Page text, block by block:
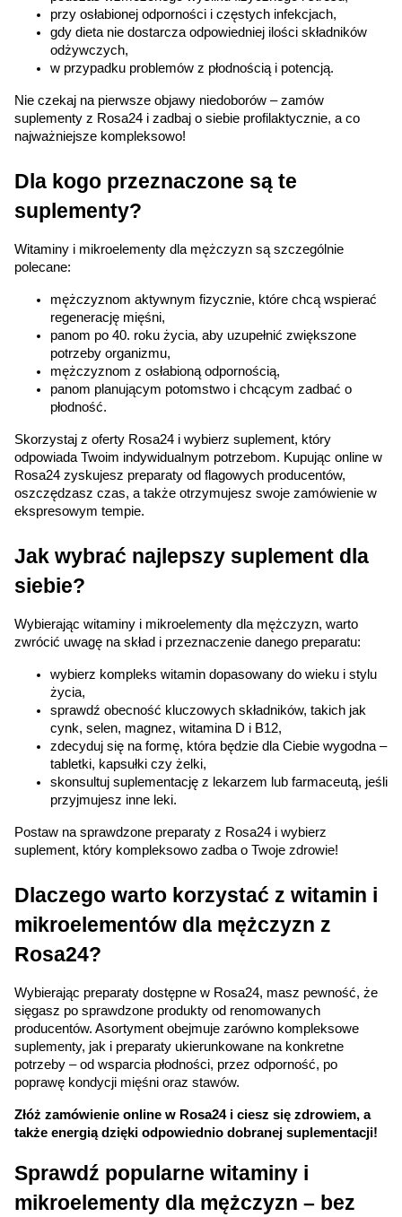
dostosowania zawartości serwisu do Twoich
preferencji. Więcej informacji znajdziesz w
naszejpolityce prywatności . Możesz określić
warunki przechowywania lub dostępu do
cookies poprzez kliknięcie przycisku
"Ustawienia" lub możesz zaakceptować
ustawienia wszystkich cookies klikając
AKCEPTUJĘ WSZYSTKIE
przy osłabionej odporności i częstych infekcjach,
gdy dieta nie dostarcza odpowiedniej ilości składników
odżywczych,
w przypadku problemów z płodnością i potencją.
Nie czekaj na pierwsze objawy niedoborów – zamów
suplementy z Rosa24 i zadbaj o siebie profilaktycznie, a co
najważniejsze kompleksowo!
Dla kogo przeznaczone są te
suplementy?
Witaminy i mikroelementy dla mężczyzn są szczególnie
polecane:
mężczyznom aktywnym fizycznie, które chcą wspierać
regenerację mięśni,
panom po 40. roku życia, aby uzupełnić zwiększone
potrzeby organizmu,
mężczyznom z osłabioną odpornością,
panom planującym potomstwo i chcącym zadbać o
płodność.
Skorzystaj z oferty Rosa24 i wybierz suplement, który
odpowiada Twoim indywidualnym potrzebom. Kupując online w
Rosa24 zyskujesz preparaty od flagowych producentów,
oszczędzasz czas, a także otrzymujesz swoje zamówienie w
ekspresowym tempie.
Jak wybrać najlepszy suplement dla
siebie?
Wybierając witaminy i mikroelementy dla mężczyzn, warto
zwrócić uwagę na skład i przeznaczenie danego preparatu:
wybierz kompleks witamin dopasowany do wieku i stylu
życia,
sprawdź obecność kluczowych składników, takich jak
cynk, selen, magnez, witamina D i B12,
zdecyduj się na formę, która będzie dla Ciebie wygodna –
tabletki, kapsułki czy żelki,
skonsultuj suplementację z lekarzem lub farmaceutą, jeśli
przyjmujesz inne leki.
Postaw na sprawdzone preparaty z Rosa24 i wybierz
suplement, który kompleksowo zadba o Twoje zdrowie!
Dlaczego warto korzystać z witamin i
mikroelementów dla mężczyzn z
Rosa24?
Wybierając preparaty dostępne w Rosa24, masz pewność, że
sięgasz po sprawdzone produkty od renomowanych
producentów. Asortyment obejmuje zarówno kompleksowe
suplementy, jak i preparaty ukierunkowane na konkretne
potrzeby – od wsparcia płodności, przez odporność, po
poprawę kondycji mięśni oraz stawów.
Złóż zamówienie online w Rosa24 i ciesz się zdrowiem, a
także energią dzięki odpowiednio dobranej suplementacji!
Sprawdź popularne witaminy i
mikroelementy dla mężczyzn – bez